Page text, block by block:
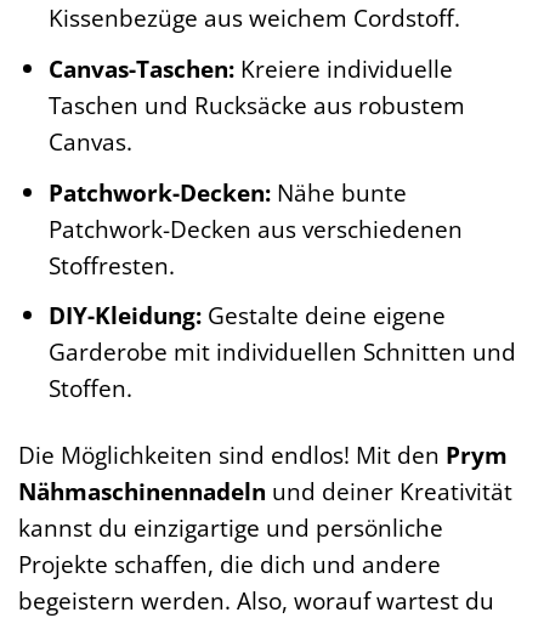
Kissenbezüge aus weichem Cordstoff.
Canvas-Taschen:Kreiere individuelle
Taschen und Rucksäcke aus robustem
Canvas.
Patchwork-Decken:Nähe bunte
Patchwork-Decken aus verschiedenen
Stoffresten.
DIY-Kleidung:Gestalte deine eigene
Garderobe mit individuellen Schnitten und
Stoffen.
Die Möglichkeiten sind endlos! Mit den Prym
Nähmaschinennadeln und deiner Kreativität
kannst du einzigartige und persönliche
Projekte schaffen, die dich und andere
begeistern werden. Also, worauf wartest du